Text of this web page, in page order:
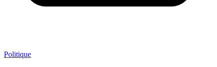
Politique